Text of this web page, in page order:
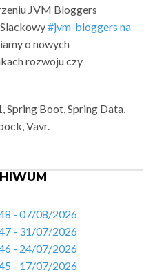
JVM Bloggers
#jvm-bloggers na
o nowych
rozwoju czy
Spring Boot, Spring Data,
Vavr.
- 07/08/2026
- 31/07/2026
- 24/07/2026
- 17/07/2026